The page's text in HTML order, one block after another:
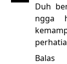
Duh
ngga
Balas